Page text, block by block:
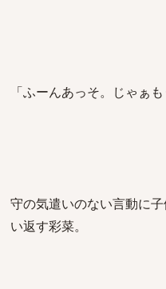
「ふーんあっそ。じゃぁ
守の気遣いのない言動に
い返す彩菜。